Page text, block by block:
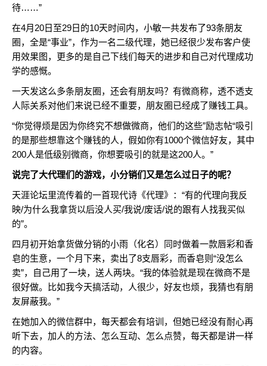
待……”
在4月20日至29日的10天时间内，小敏一共发布了93条朋友
圈，全是“事业”，作为一名二级代理，她已经很少发布客户使
用效果图，更多的是自己下线们每天的进步和自己对代理成功
学的感慨。
一天发这么多条朋友圈，还会有朋友吗？有微商称，透不透支
人际关系对他们来说已经不重要，朋友圈已经成了赚钱工具。
“你觉得烦是因为你终究不想做微商，他们的这些”励志帖“吸引
的是那些想靠这个赚钱的人，假如你有1000个微信好友，其中
200人是低级别微商，你想要吸引的就是这200人。”
说完了大代理们的游戏，小分销们又是怎么过日子的呢？
天涯论坛里流传着的一首现代诗《代理》：“有的代理向我反
映/为什么我拿货以后没人买/我说/废话/说的跟有人找我买似
的”。
四月初开始拿货做分销的小雨（化名）同时做着一款唇彩和香
皂的生意，一个月下来，卖出了8支唇彩，而香皂则“没怎么
卖”，自己用了一块，送人两块。“我的体验就是现在微商不是
很好做。比如我今天搞活动，人很少，好友也烦，我猜也有朋
友屏蔽我。”
在她加入的微信群中，每天都会有培训，但她已经没有耐心再
听下去，加人的方法、怎么互动、怎么点赞，每天都是讲一样
的内容。